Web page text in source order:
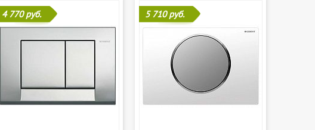
4 770 руб. 5 710 руб.